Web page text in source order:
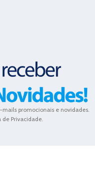
promocionais e novidades.
de Privacidade.